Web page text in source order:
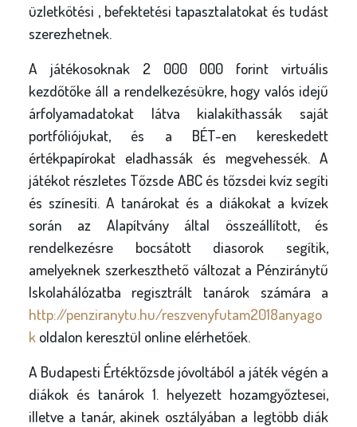
üzletkötési , befektetési tapasztalatokat és tudást
szerezhetnek.
A játékosoknak 2 000 000 forint virtuális
kezdőtőke áll a rendelkezésükre, hogy valós idejű
árfolyamadatokat látva kialakíthassák saját
portfóliójukat, és a BÉT-en kereskedett
értékpapírokat eladhassák és megvehessék. A
játékot részletes Tőzsde ABC és tőzsdei kvíz segíti
és színesíti. A tanárokat és a diákokat a kvízek
során az Alapítvány által összeállított, és
rendelkezésre bocsátott diasorok segítik,
amelyeknek szerkeszthető változat a Pénziránytű
Iskolahálózatba regisztrált tanárok számára a
http://penziranytu.hu/reszvenyfutam2018anyago
koldalon keresztül online elérhetőek.
A Budapesti Értéktőzsde jóvoltából a játék végén a
diákok és tanárok 1. helyezett hozamgyőztesei,
illetve a tanár, akinek osztályában a legtöbb diák